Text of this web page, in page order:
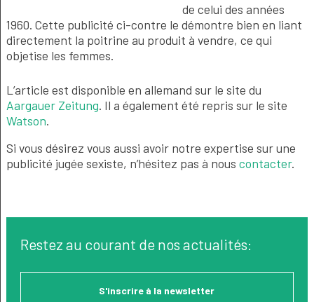
de celui des années
1960. Cette publicité ci-contre le démontre bien en liant
directement la poitrine au produit à vendre, ce qui
objetise les femmes.
L’article est disponible en allemand sur le site du
Aargauer Zeitung. Il a également été repris sur le site
Watson.
Si vous désirez vous aussi avoir notre expertise sur une
publicité jugée sexiste, n’hésitez pas à nous contacter.
Restez au courant de nos actualités:
S'inscrire à la newsletter